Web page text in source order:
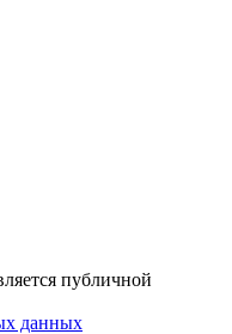
публичной
данных